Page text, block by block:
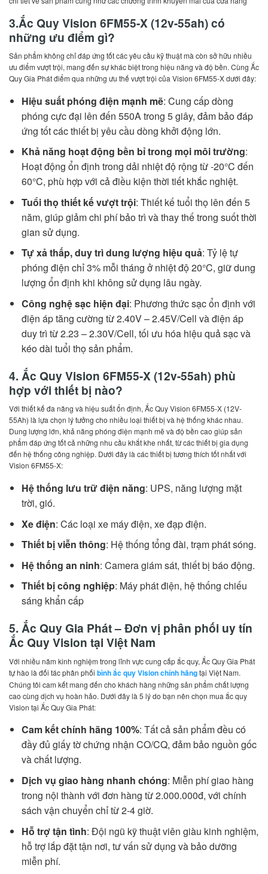
3.Ắc Quy Vision 6FM55-X (12v-55ah) có
những ưu điểm gì?
Sản phẩm không chỉ đáp ứng tốt các yêu cầu kỹ thuật mà còn sở hữu nhiều
ưu điểm vượt trội, mang đến sự khác biệt trong hiệu năng và độ bền. Cùng Ắc
Quy Gia Phát điểm qua những ưu thế vượt trội của Vision 6FM55-X dưới đây:
Hiệu suất phóng điện mạnh mẽ: Cung cấp dòng
phóng cực đại lên đến 550A trong 5 giây, đảm bảo đáp
ứng tốt các thiết bị yêu cầu dòng khởi động lớn.
Khả năng hoạt động bền bỉ trong mọi môi trường:
Hoạt động ổn định trong dải nhiệt độ rộng từ -20°C đến
60°C, phù hợp với cả điều kiện thời tiết khắc nghiệt.
Tuổi thọ thiết kế vượt trội: Thiết kế tuổi thọ lên đến 5
năm, giúp giảm chi phí bảo trì và thay thế trong suốt thời
gian sử dụng.
Tự xả thấp, duy trì dung lượng hiệu quả: Tỷ lệ tự
phóng điện chỉ 3% mỗi tháng ở nhiệt độ 20°C, giữ dung
lượng ổn định khi không sử dụng lâu ngày.
Công nghệ sạc hiện đại: Phương thức sạc ổn định với
điện áp tăng cường từ 2.40V – 2.45V/Cell và điện áp
duy trì từ 2.23 – 2.30V/Cell, tối ưu hóa hiệu quả sạc và
kéo dài tuổi thọ sản phẩm.
4. Ắc Quy Vision 6FM55-X (12v-55ah) phù
hợp với thiết bị nào?
Với thiết kế đa năng và hiệu suất ổn định, Ắc Quy Vision 6FM55-X (12V-
55Ah) là lựa chọn lý tưởng cho nhiều loại thiết bị và hệ thống khác nhau.
Dung lượng lớn, khả năng phóng điện mạnh mẽ và độ bền cao giúp sản
phẩm đáp ứng tốt cả những nhu cầu khắt khe nhất, từ các thiết bị gia dụng
đến hệ thống công nghiệp. Dưới đây là các thiết bị tương thích tốt nhất với
Vision 6FM55-X:
Hệ thống lưu trữ điện năng: UPS, năng lượng mặt
trời, gió.
Xe điện: Các loại xe máy điện, xe đạp điện.
Thiết bị viễn thông: Hệ thống tổng đài, trạm phát sóng.
Hệ thống an ninh: Camera giám sát, thiết bị báo động.
Thiết bị công nghiệp: Máy phát điện, hệ thống chiếu
sáng khẩn cấp
5. Ắc Quy Gia Phát – Đơn vị phân phối uy tín
Ắc Quy Vision tại Việt Nam
Với nhiều năm kinh nghiệm trong lĩnh vực cung cấp ắc quy, Ắc Quy Gia Phát
tự hào là đối tác phân phối bình ắc quy Vision chính hãngtại Việt Nam.
Chúng tôi cam kết mang đến cho khách hàng những sản phẩm chất lượng
cao cùng dịch vụ hoàn hảo. Dưới đây là 5 lý do bạn nên chọn mua ắc quy
Vision tại Ắc Quy Gia Phát:
Cam kết chính hãng 100%: Tất cả sản phẩm đều có
đầy đủ giấy tờ chứng nhận CO/CQ, đảm bảo nguồn gốc
và chất lượng.
Dịch vụ giao hàng nhanh chóng: Miễn phí giao hàng
trong nội thành với đơn hàng từ 2.000.000đ, với chính
sách vận chuyển chỉ từ 2-4 giờ.
Hỗ trợ tận tình: Đội ngũ kỹ thuật viên giàu kinh nghiệm,
hỗ trợ lắp đặt tận nơi, tư vấn sử dụng và bảo dưỡng
miễn phí.